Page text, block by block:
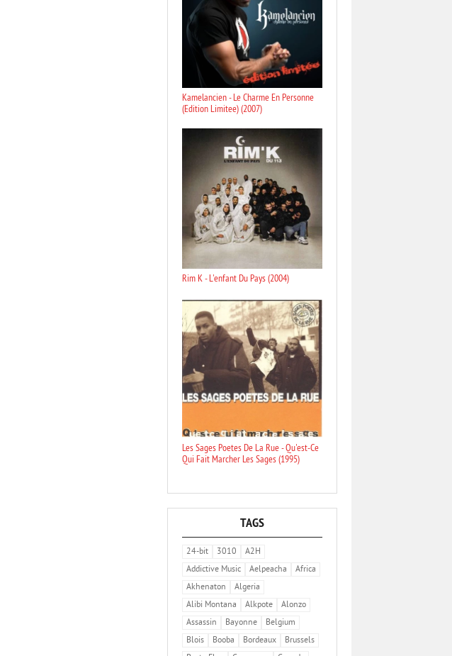
Kamelancien - Le Charme En Personne
(Edition Limitee) (2007)
Rim K - L'enfant Du Pays (2004)
Les Sages Poetes De La Rue - Qu'est-Ce
Qui Fait Marcher Les Sages (1995)
TAGS
24-bit 3010
A2H
Addictive Music
Aelpeacha
Africa
Akhenaton
Algeria
Alibi Montana
Alkpote
Alonzo
Assassin
Bayonne
Belgium
Blois
Booba Bordeaux
Brussels